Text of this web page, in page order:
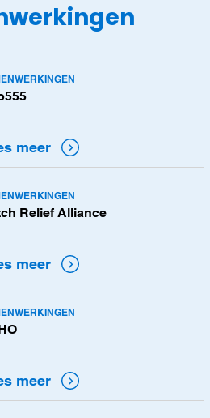
meer
Relief Alliance
meer
meer